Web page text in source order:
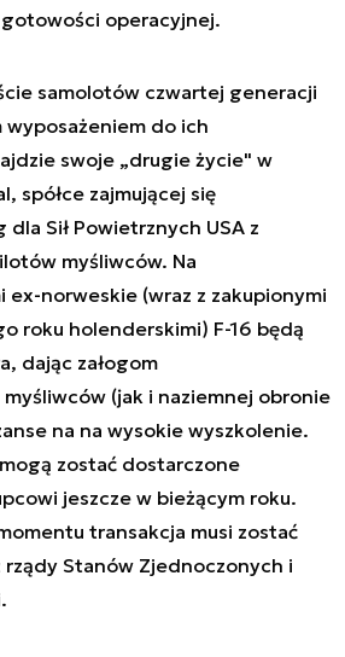
operacyjnej.
samolotów czwartej generacji
wyposażeniem do ich
swoje „drugie życie" w
spółce zajmującej się
dla Sił Powietrznych USA z
myśliwców. Na
ex-norweskie (wraz z zakupionymi
roku holenderskimi) F-16 będą
dając załogom
(jak i naziemnej obronie
na na wysokie wyszkolenie.
zostać dostarczone
jeszcze w bieżącym roku.
transakcja musi zostać
Stanów Zjednoczonych i